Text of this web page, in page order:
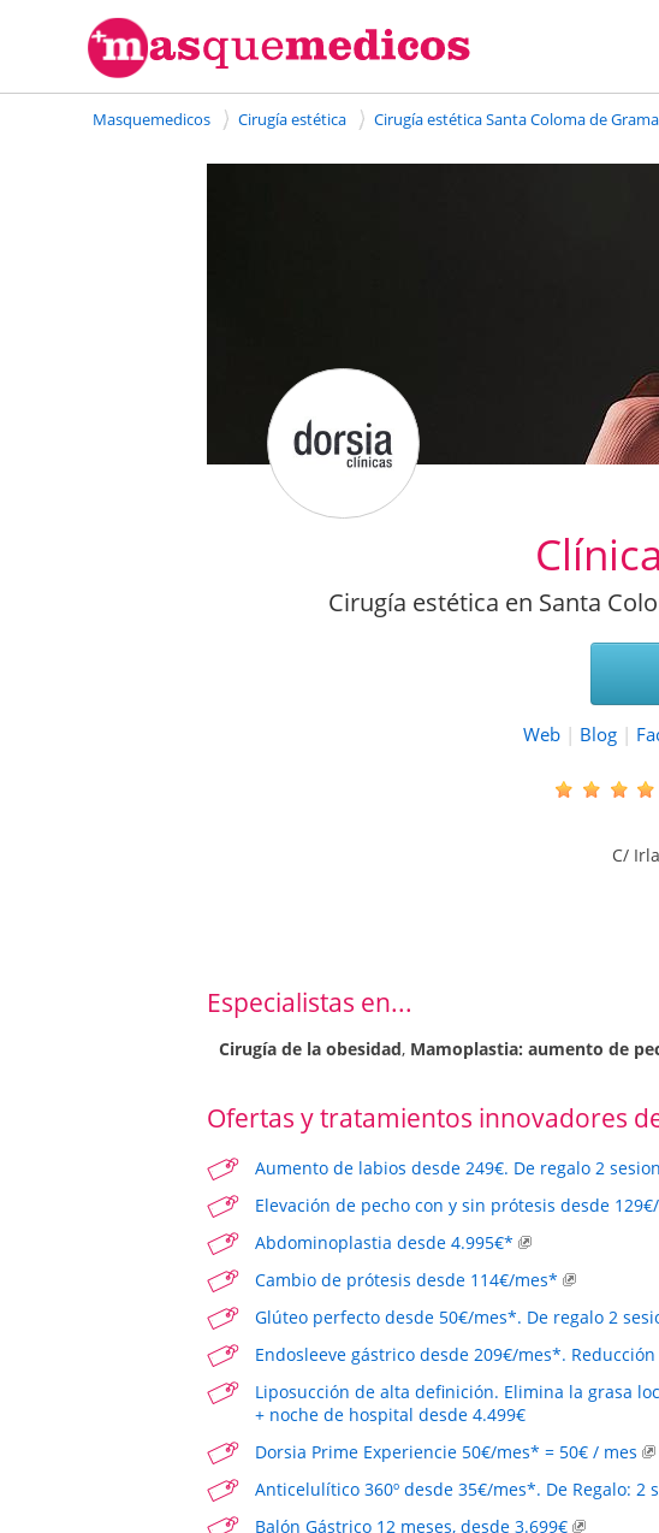
Masquemedicos Cirugía estética Cirugía estética Santa Coloma de
Cirugía estética en Santa
Web | Blog |
C/
Especialistas en...
Cirugía de la obesidad, Mamoplastia: aumento de
Ofertas y tratamientos innovadores
Aumento de labios desde 249€. De regalo 2
Elevación de pecho con y sin prótesis desde
Abdominoplastia desde 4.995€*
Cambio de prótesis desde 114€/mes*
Glúteo perfecto desde 50€/mes*. De regalo 2
Endosleeve gástrico desde 209€/mes*.
Liposucción de alta definición. Elimina la grasa
+ noche de hospital desde 4.499€
Dorsia Prime Experiencie 50€/mes* = 50€ / mes
Anticelulítico 360º desde 35€/mes*. De Regalo: 2
Balón Gástrico 12 meses, desde 3.699€